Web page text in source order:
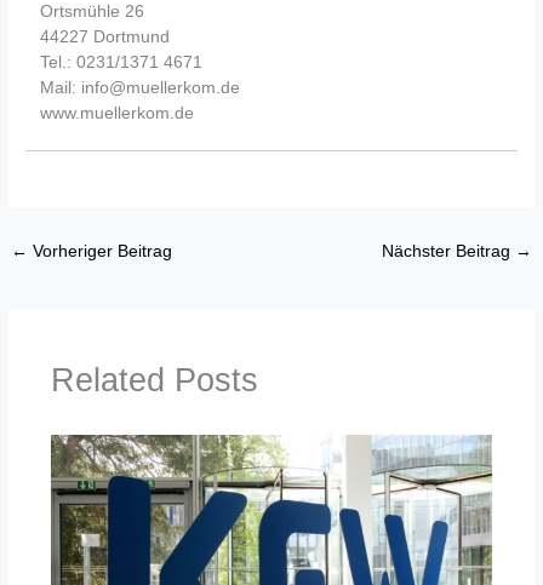
Ortsmühle 26
44227 Dortmund
Tel.: 0231/1371 4671
Mail: info@muellerkom.de
www.muellerkom.de
← Vorheriger Beitrag Nächster Beitrag →
Related Posts